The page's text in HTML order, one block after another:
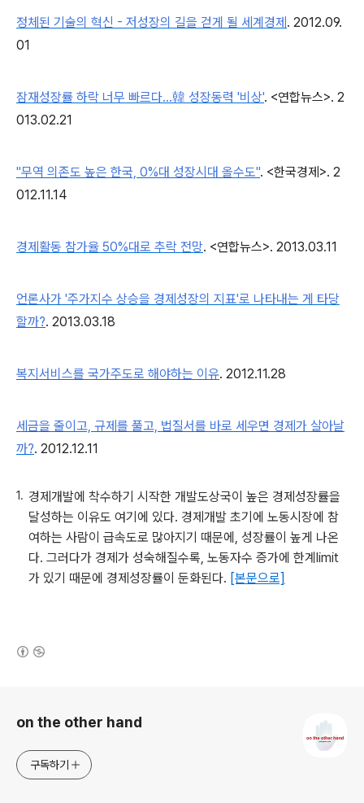
정체된 기술의 혁신 - 저성장의 길을 걷게 될 세계경제 . 2012.09.
01
잠재성장률 하락 너무 빠르다…韓 성장동력 '비상'. <연합뉴스>. 2
013.02.21
"무역 의존도 높은 한국, 0%대 성장시대 올수도". <한국경제>. 2
012.11.14
경제활동 참가율 50%대로 추락 전망. <연합뉴스>. 2013.03.11
언론사가 '주가지수 상승을 경제성장의 지표'로 나타내는 게 타당
할까?. 2013.03.18
복지서비스를 국가주도로 해야하는 이유. 2012.11.28
세금을 줄이고, 규제를 풀고, 법질서를 바로 세우면 경제가 살아날
까?. 2012.12.11
경제개발에 착수하기 시작한 개발도상국이 높은 경제성장률을
달성하는 이유도 여기에 있다. 경제개발 초기에 노동시장에 참
여하는 사람이 급속도로 많아지기 때문에, 성장률이 높게 나온
다. 그러다가 경제가 성숙해질수록, 노동자수 증가에 한계limit
가 있기 때문에 경제성장률이 둔화된다. [본문으로]
on the other hand
구독하기